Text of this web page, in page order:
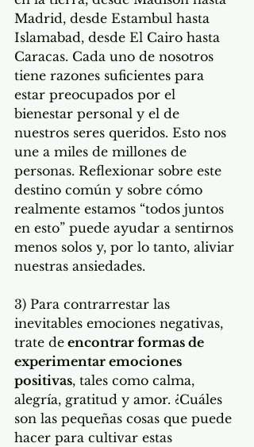
Madrid, desde Estambul hasta
Islamabad, desde El Cairo hasta
Caracas. Cada uno de nosotros
tiene razones suficientes para
estar preocupados por el
bienestar personal y el de
nuestros seres queridos. Esto nos
une a miles de millones de
personas. Reflexionar sobre este
destino común y sobre cómo
realmente estamos “todos juntos
en esto” puede ayudar a sentirnos
menos solos y, por lo tanto, aliviar
nuestras ansiedades.
3) Para contrarrestar las
inevitables emociones negativas,
trate de encontrar formas de
experimentar emociones
positivas, tales como calma,
alegría, gratitud y amor. ¿Cuáles
son las pequeñas cosas que puede
hacer para cultivar estas